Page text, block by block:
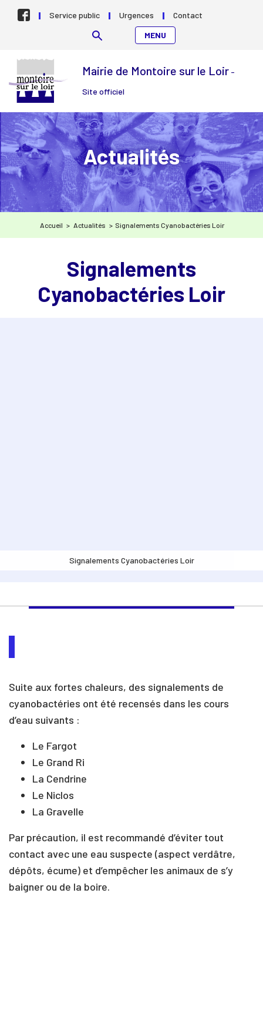
Aller au contenu
Mairie de Montoire sur le Loir -
Site officiel
Service public Urgences
Contact
MENU
Actualités
Accueil > Actualités > Signalements Cyanobactéries Loir
Signalements
Cyanobactéries Loir
Signalements Cyanobactéries Loir
Suite aux fortes chaleurs, des signalements de
cyanobactéries ont été recensés dans les cours
d’eau suivants :
Le Fargot
Le Grand Ri
La Cendrine
Le Niclos
La Gravelle
Par précaution, il est recommandé d’éviter tout
contact avec une eau suspecte (aspect verdâtre,
dépôts, écume) et d’empêcher les animaux de s’y
baigner ou de la boire.